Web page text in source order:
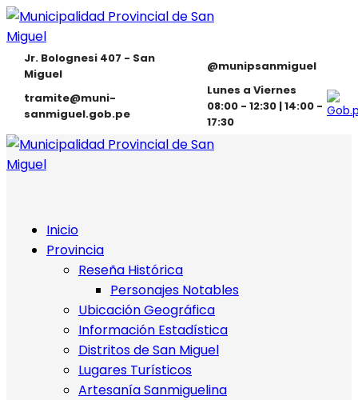
Jr. Bolognesi 407 - San
Miguel
@munipsanmiguel
tramite@muni-
sanmiguel.gob.pe
Lunes a Viernes
08:00 - 12:30 | 14:00 -
17:30
Inicio
Provincia
Reseña Histórica
Personajes Notables
Ubicación Geográfica
Información Estadística
Distritos de San Miguel
Lugares Turísticos
Artesanía Sanmiguelina